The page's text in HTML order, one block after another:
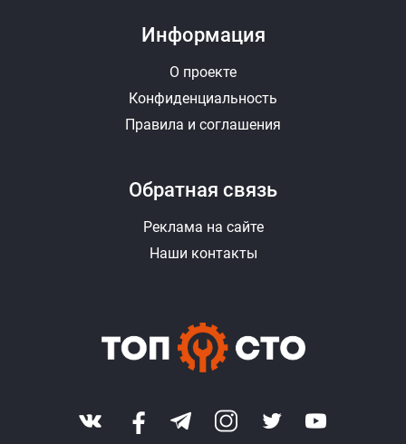
Информация
О проекте
Конфиденциальность
Правила и соглашения
Обратная связь
Реклама на сайте
Наши контакты